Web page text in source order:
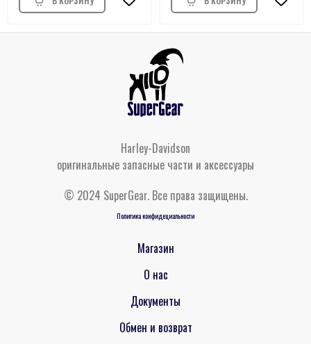
Harley-Davidson
оригинальные запасные части и аксессуары
© 2024 SuperGear. Все права защищены.
Политика конфидециальности
Магазин
О нас
Документы
Обмен и возврат